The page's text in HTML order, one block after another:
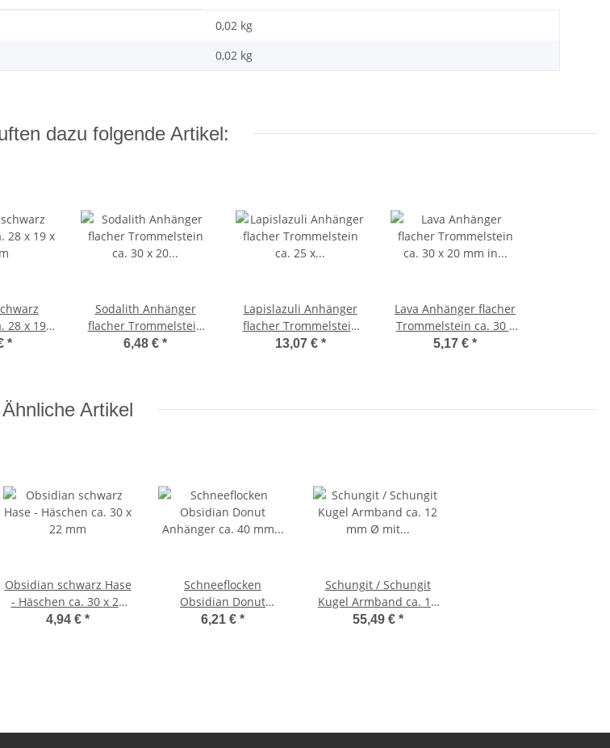
0,02 kg
0,02 kg
dazu folgende Artikel:
28 x 19 x
*
Sodalith Anhänger
flacher Trommelstein
ca. 30 x 20 mm in
6,48 € *
Lapislazuli Anhänger
flacher Trommelstein
ca. 25 x 20 mm in
13,07 € *
Lava Anhänger flacher
Trommelstein ca. 30 x
20 mm in Tropfen Form
5,17 € *
Ähnliche Artikel
Obsidian schwarz Hase
- Häschen ca. 30 x 22
mm
4,94 € *
Schneeflocken
Obsidian Donut
Anhänger ca. 40 mm Ø
6,21 € *
Schungit / Schungit
Kugel Armband ca. 12
mm Ø mit silberner
55,49 € *